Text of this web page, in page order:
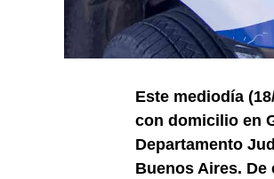
Este mediodía
con domicilio en
Departamento
Buenos Aires.